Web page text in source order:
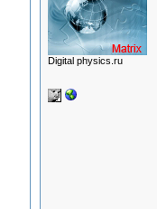
Digital physics.ru